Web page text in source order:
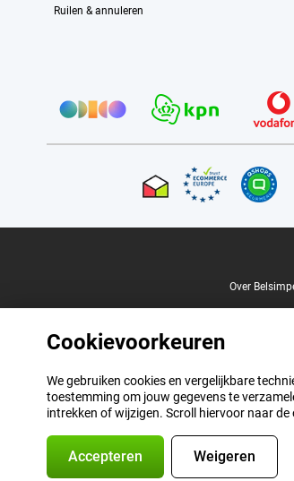
Ruilen & annuleren
Over
Cookievoorkeuren
We gebruiken cookies en vergelijkbare
toestemming om jouw gegevens te
intrekken of wijzigen. Scroll hiervoor naar
Accepteren Weigeren